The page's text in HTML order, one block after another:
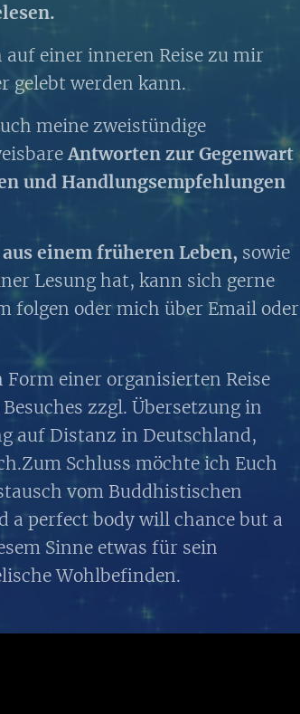
einer inneren Reise zu mir
gelebt werden kann.
meine zweistündige
Antworten zur Gegenwart
und Handlungsempfehlungen
aus einem früheren Leben, sowie
Lesung hat, kann sich gerne
folgen oder mich über Email oder
einer organisierten Reise
zzgl. Übersetzung in
auf Distanz in Deutschland,
Schluss möchte ich Euch
vom Buddhistischen
a perfect body will chance but a
Sinne etwas für sein
Wohlbefinden.